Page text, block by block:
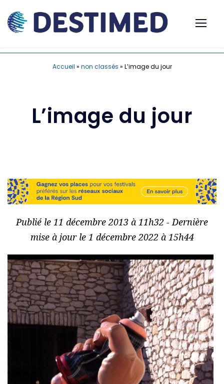
Accueil » non classés » L’image du jour
L’image du jour
Publié le 11 décembre 2013 à 11h32 - Dernière
mise à jour le 1 décembre 2022 à 15h44